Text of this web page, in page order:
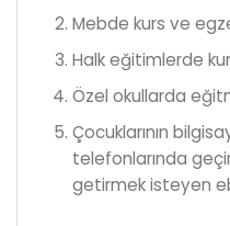
Mebde kurs ve
Halk eğitimlerde
Özel okullarda
Çocuklarının
telefonlarında
getirmek isteyen